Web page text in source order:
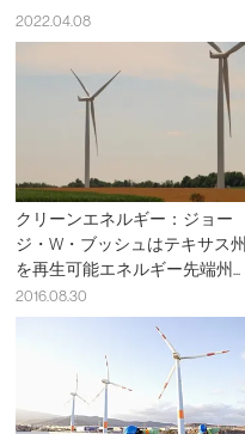
2022.04.08
クリーンエネルギー：ジョー
ジ・W・ブッシュはテキサス州
を再生可能エネルギー先端州...
2016.08.30